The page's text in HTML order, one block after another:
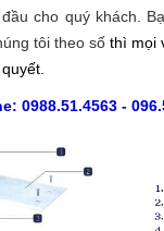
cho quý khách.
tôi theo sốthì mọi
0988.51.4563 -